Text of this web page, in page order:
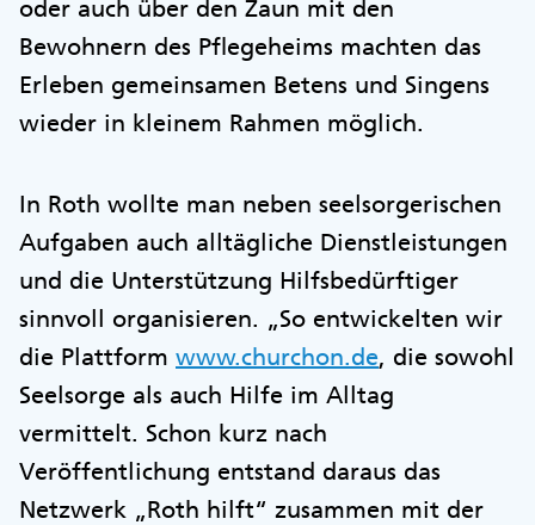
oder auch über den Zaun mit den
Bewohnern des Pflegeheims machten das
Erleben gemeinsamen Betens und Singens
wieder in kleinem Rahmen möglich.
In Roth wollte man neben seelsorgerischen
Aufgaben auch alltägliche Dienstleistungen
und die Unterstützung Hilfsbedürftiger
sinnvoll organisieren. „So entwickelten wir
die Plattform www.churchon.de, die sowohl
Seelsorge als auch Hilfe im Alltag
vermittelt. Schon kurz nach
Veröffentlichung entstand daraus das
Netzwerk „Roth hilft“ zusammen mit der